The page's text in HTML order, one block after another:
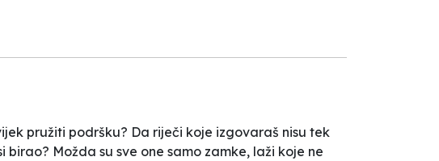
pružiti podršku? Da riječi koje izgovaraš nisu tek
Možda su sve one samo zamke, laži koje ne